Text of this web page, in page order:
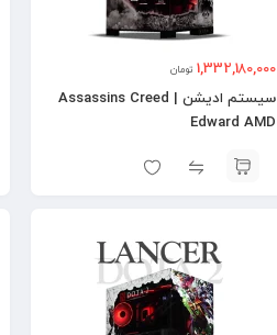
1,332,180,000 تومان
سیستم ادیشن | Assassins Creed
Edward AMD